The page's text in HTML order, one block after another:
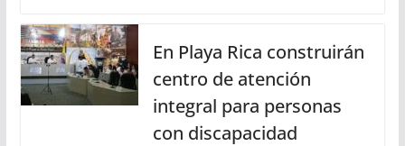
En Playa Rica construirán
centro de atención
integral para personas
con discapacidad